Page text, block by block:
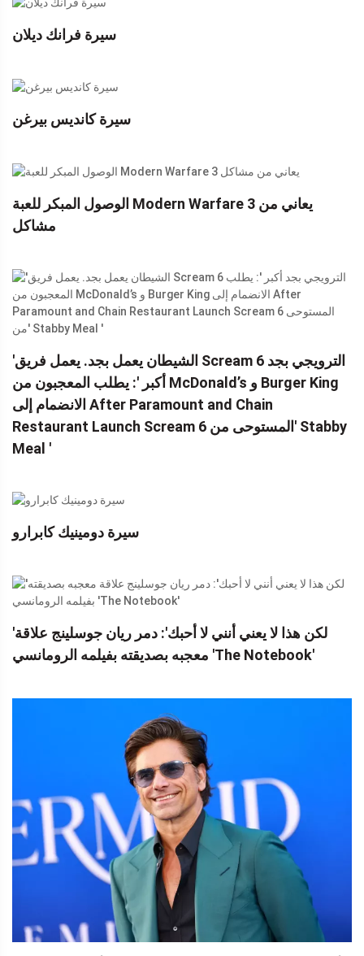
سيرة فرانك ديلان
سيرة كانديس بيرغن
الوصول المبكر للعبة Modern Warfare 3 يعاني من
مشاكل
'الشيطان يعمل بجد. يعمل فريق Scream 6 الترويجي بجد
أكبر ': يطلب المعجبون من McDonald’s و Burger King
الانضمام إلى After Paramount and Chain
Restaurant Launch Scream 6 المستوحى من' Stabby
Meal '
سيرة دومينيك كابرارو
'لكن هذا لا يعني أنني لا أحبك': دمر ريان جوسلينج علاقة
معجبه بصديقته بفيلمه الرومانسي 'The Notebook'